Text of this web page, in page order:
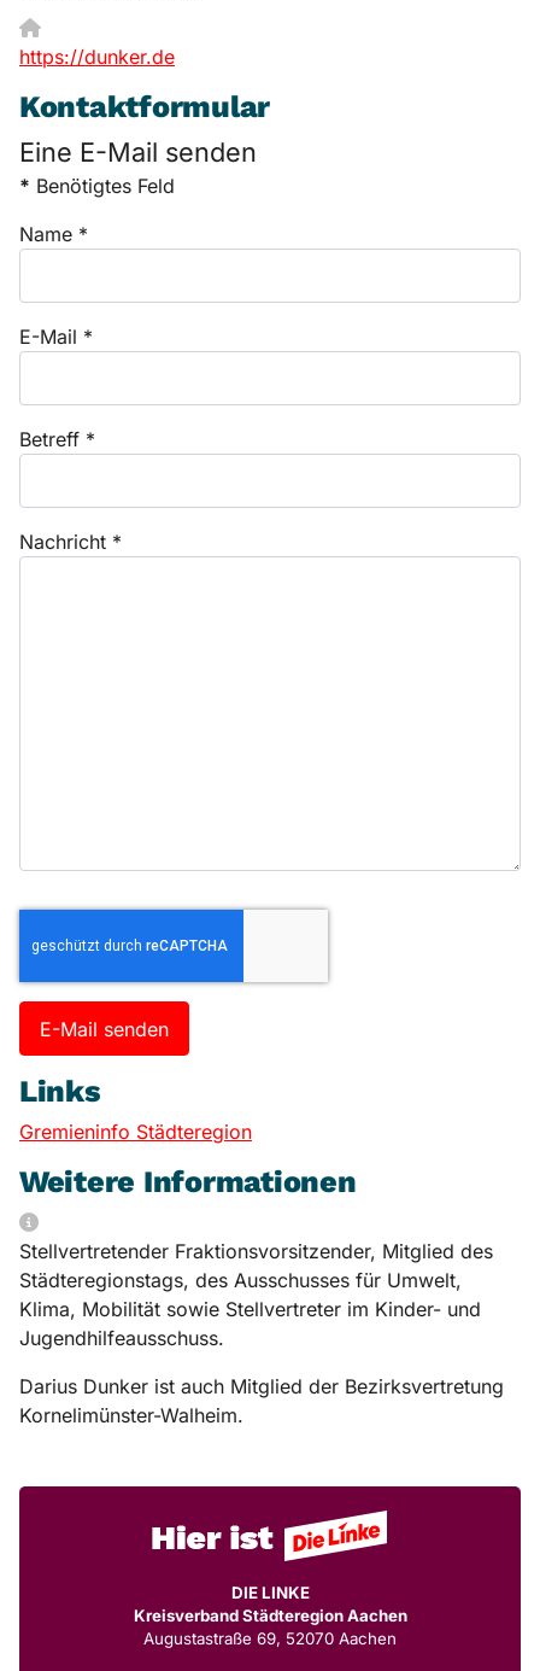
Website:
https://dunker.de
Kontaktformular
Eine E-Mail senden
* Benötigtes Feld
Name *
E-Mail *
Betreff *
Nachricht *
E-Mail senden
Links
Gremieninfo Städteregion
Weitere Informationen
Weitere Informationen
Stellvertretender Fraktionsvorsitzender, Mitglied des
Städteregionstags, des Ausschusses für Umwelt,
Klima, Mobilität sowie Stellvertreter im Kinder- und
Jugendhilfeausschuss.
Darius Dunker ist auch Mitglied der Bezirksvertretung
Kornelimünster-Walheim.
DIE LINKE
Kreisverband Städteregion Aachen
Augustastraße 69, 52070 Aachen